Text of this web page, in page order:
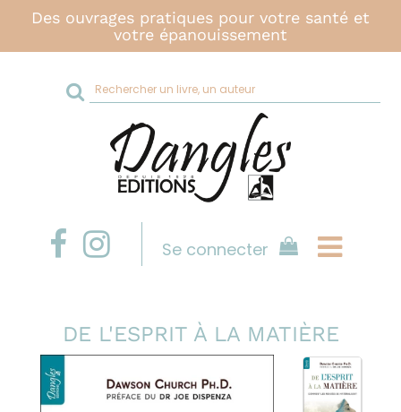
Des ouvrages pratiques pour votre santé et
votre épanouissement
Rechercher
sur
site
Se connecter
DE L'ESPRIT À LA MATIÈRE